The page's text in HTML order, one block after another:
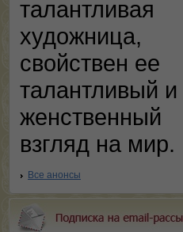
талантливая
художница,
свойствен ее
талантливый и
женственный
взгляд на мир.
Все анонсы